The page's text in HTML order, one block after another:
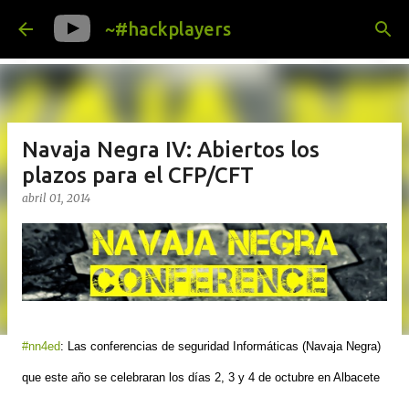
Ir al contenido principal
~#hackplayers
Navaja Negra IV: Abiertos los
plazos para el CFP/CFT
abril 01, 2014
#nn4ed: Las conferencias de seguridad Informáticas (Navaja Negra)
que este año se celebraran los días 2, 3 y 4 de octubre en Albacete